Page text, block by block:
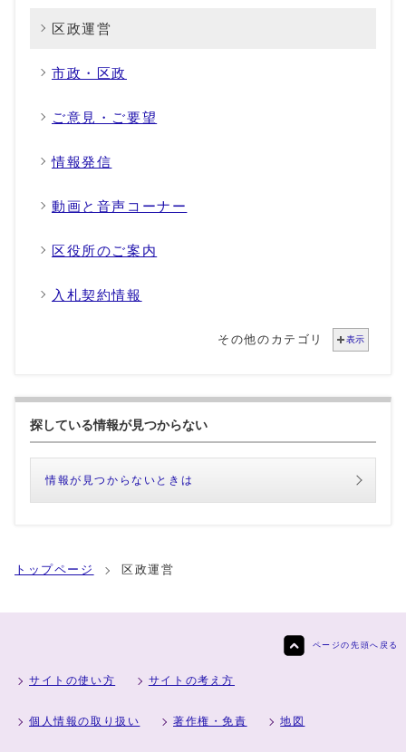
区政運営
市政・区政
ご意見・ご要望
情報発信
動画と音声コーナー
区役所のご案内
入札契約情報
その他のカテゴリ 表示
探している情報が見つからない
情報が見つからないときは
トップページ 区政運営
ページの先頭へ戻る
サイトの使い方 サイトの考え方
個人情報の取り扱い 著作権・免責 地図